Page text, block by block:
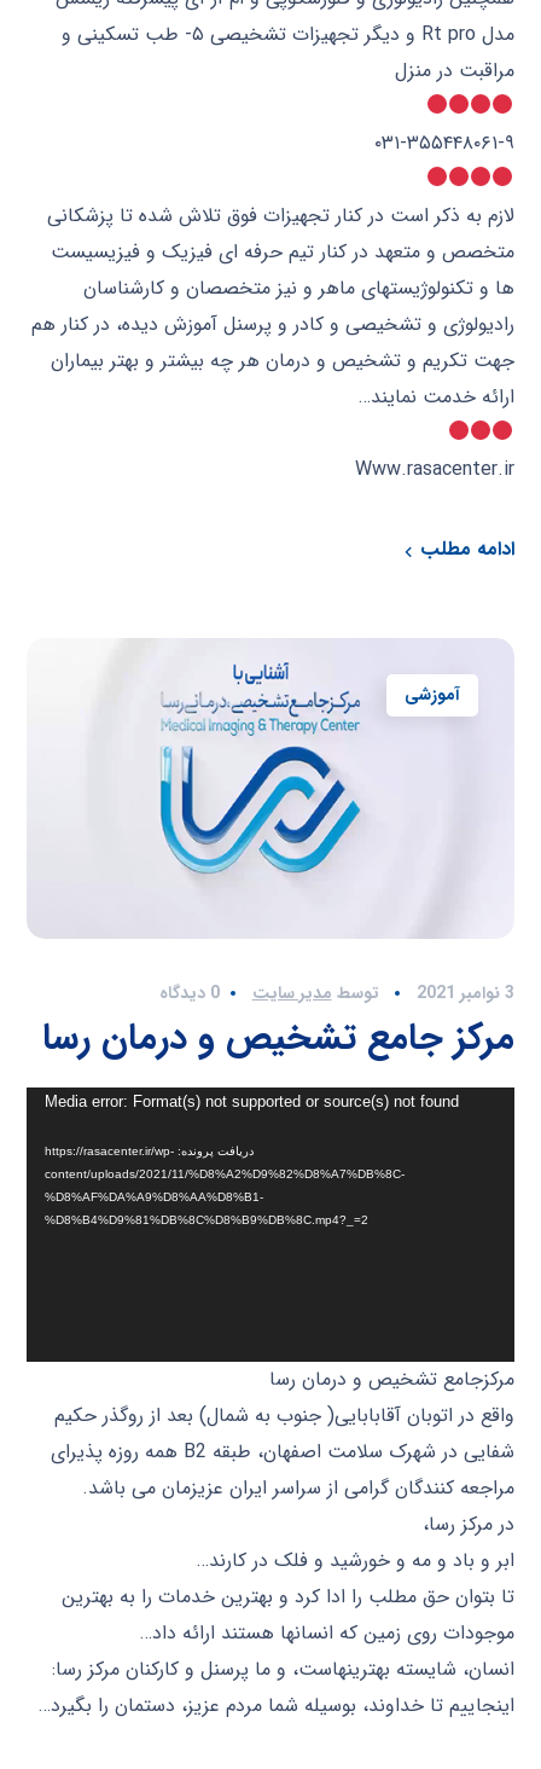
مدل Rt pro و دیگر تجهیزات تشخیصی ۵- طب تسکینی و
مراقبت در منزل
۰۳۱-۳۵۵۴۴۸۰۶۱-۹
لازم به ذکر است در‌ کنار تجهیزات فوق تلاش شده تا پزشکانی
متخصص و متعهد در کنار تیم حرفه ای فیزیک و فیزیسیست
ها و تکنولوژیستهای ماهر و نیز متخصصان و کارشناسان
رادیولوژی و تشخیصی و کادر و پرسنل آموزش دیده، در کنار هم
جهت تکریم و تشخیص و درمان هر چه بیشتر و بهتر بیماران
ارائه خدمت نمایند…
Www.rasacenter.ir
ادامه مطلب
آموزشی
3 نوامبر 2021 توسطمدیر سایت 0 دیدگاه
مرکز جامع تشخیص و درمان رسا
نمایشگرMedia error: Format(s) not supported or source(s) not found
دریافت پرونده: https://rasacenter.ir/wp-
content/uploads/2021/11/%D8%A2%D9%82%D8%A7%DB%8C-
%D8%AF%DA%A9%D8%AA%D8%B1-
%D8%B4%D9%81%DB%8C%D8%B9%DB%8C.mp4?_=2
مرکزجامع تشخیص و درمان رسا
واقع در اتوبان آقابابایی( جنوب به شمال) بعد از روگذر حکیم
شفایی در شهرک سلامت اصفهان، طبقه B2 همه روزه پذیرای
مراجعه کنندگان گرامی از سراسر ایران عزیزمان می باشد.
در مرکز رسا،
ابر و باد و مه و خورشید و فلک در کارند…
تا بتوان حق مطلب را ادا کرد و بهترین خدمات را به بهترین
موجودات روی زمین که انسانها هستند ارائه داد…
انسان، شایسته بهترینهاست، و ما پرسنل و کارکنان مرکز رسا:
اینجاییم تا خداوند، بوسیله شما مردم عزیز، دستمان را بگیرد…